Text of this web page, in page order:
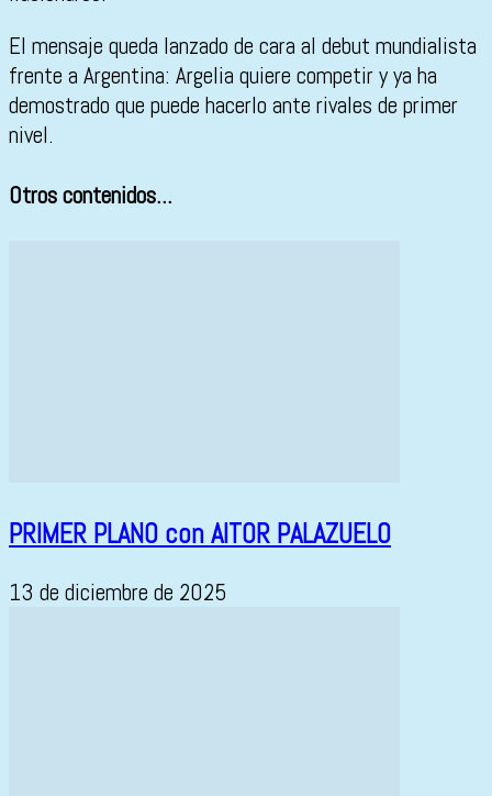
El mensaje queda lanzado de cara al debut mundialista
frente a Argentina: Argelia quiere competir y ya ha
demostrado que puede hacerlo ante rivales de primer
nivel.
Otros contenidos...
PRIMER PLANO con AITOR PALAZUELO
13 de diciembre de 2025